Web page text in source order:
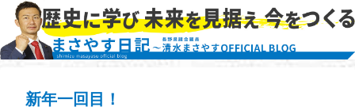
新年一回目！